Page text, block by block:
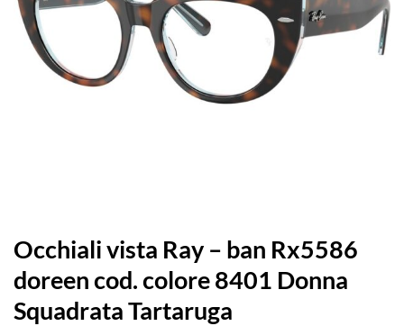
Occhiali vista Ray – ban Rx5586
doreen cod. colore 8401 Donna
Squadrata Tartaruga